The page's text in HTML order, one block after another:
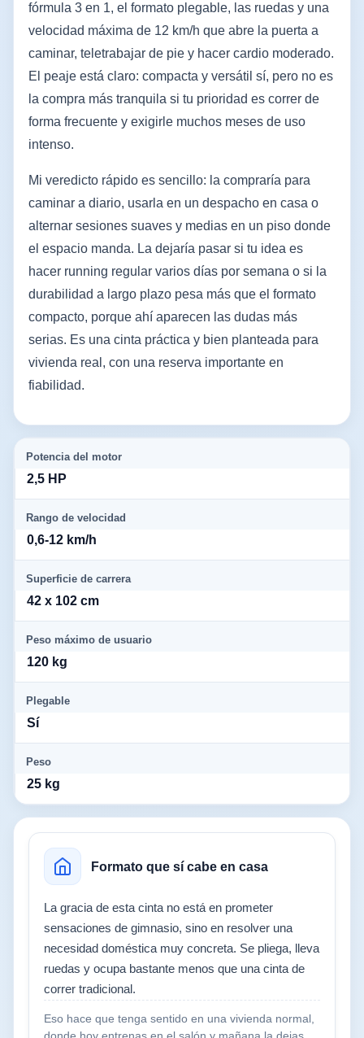
fórmula 3 en 1, el formato plegable, las ruedas y una
velocidad máxima de 12 km/h que abre la puerta a
caminar, teletrabajar de pie y hacer cardio moderado.
El peaje está claro: compacta y versátil sí, pero no es
la compra más tranquila si tu prioridad es correr de
forma frecuente y exigirle muchos meses de uso
intenso.
Mi veredicto rápido es sencillo: la compraría para
caminar a diario, usarla en un despacho en casa o
alternar sesiones suaves y medias en un piso donde
el espacio manda. La dejaría pasar si tu idea es
hacer running regular varios días por semana o si la
durabilidad a largo plazo pesa más que el formato
compacto, porque ahí aparecen las dudas más
serias. Es una cinta práctica y bien planteada para
vivienda real, con una reserva importante en
fiabilidad.
Potencia del motor
2,5 HP
Rango de velocidad
0,6-12 km/h
Superficie de carrera
42 x 102 cm
Peso máximo de usuario
120 kg
Plegable
Sí
Peso
25 kg
Formato que sí cabe en casa
La gracia de esta cinta no está en prometer
sensaciones de gimnasio, sino en resolver una
necesidad doméstica muy concreta. Se pliega, lleva
ruedas y ocupa bastante menos que una cinta de
correr tradicional.
Eso hace que tenga sentido en una vivienda normal,